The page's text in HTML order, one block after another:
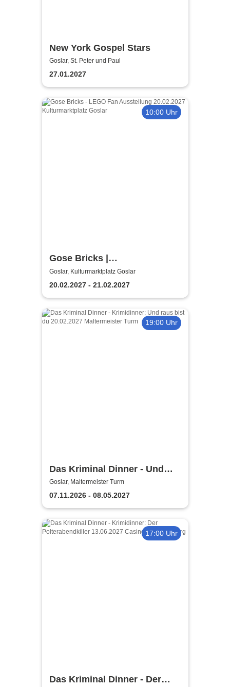
New York Gospel Stars
Goslar, St. Peter und Paul
27.01.2027
10:00 Uhr
Gose Bricks |
Kulturmarktplatz Goslar
Goslar, Kulturmarktplatz Goslar
20.02.2027 - 21.02.2027
19:00 Uhr
Das Kriminal Dinner - Und
raus bist du
Goslar, Maltermeister Turm
07.11.2026 - 08.05.2027
17:00 Uhr
Das Kriminal Dinner - Der